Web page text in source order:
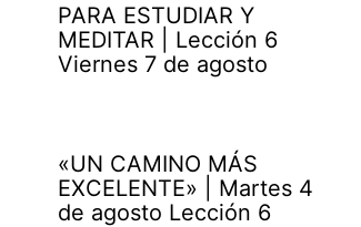
PARA ESTUDIAR Y
MEDITAR | Lección 6
Viernes 7 de agosto
«UN CAMINO MÁS
EXCELENTE» | Martes 4
de agosto Lección 6